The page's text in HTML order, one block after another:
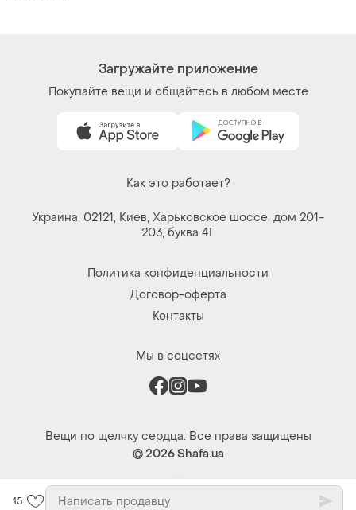
15
Загружайте приложение
Покупайте вещи и общайтесь в любом месте
Как это работает?
Украина, 02121, Киев, Харьковское шоссе, дом 201-
203, буква 4Г
Политика конфиденциальности
Договор-оферта
Контакты
Мы в соцсетях
Вещи по щелчку сердца. Все права защищены
© 2026Shafa.ua